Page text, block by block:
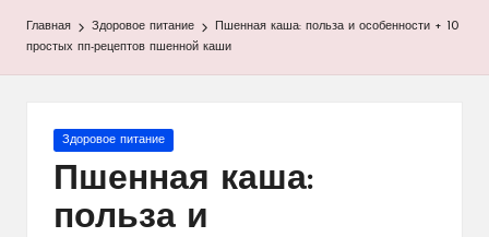
Главная Здоровое питание
Пшенная каша: польза и особенности + 10
простых пп-рецептов пшенной каши
Опубликовано
Здоровое питание
Пшенная каша:
польза и